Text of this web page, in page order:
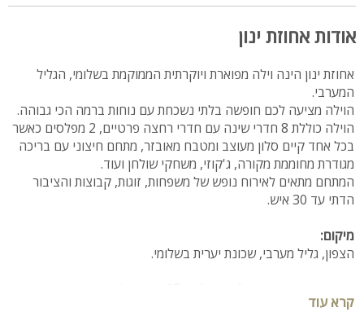
אודות אחוזת ינון
אחוזת ינון הינה וילה מפוארת ויוקרתית הממוקמת בשלומי, הגליל
המערבי.
הוילה מציעה לכם חופשה בלתי נשכחת עם נוחות ברמה הכי גבוהה.
הוילה כוללת 8 חדרי שינה עם חדרי רחצה פרטיים, 2 מפלסים כאשר
בכל אחד קיים סלון מעוצב ומטבח מאובזר, מתחם חיצוני עם בריכה
מגודרת מחוממת מקורה, ג'קוזי, משחקי שולחן ועוד.
המתחם מתאים לאירוח נופש של משפחות, זוגות, קבוצות והציבור
הדתי עד 30 איש.
מיקום:
הצפון, גליל מערבי, שכונת יערית בשלומי.
קרא עוד